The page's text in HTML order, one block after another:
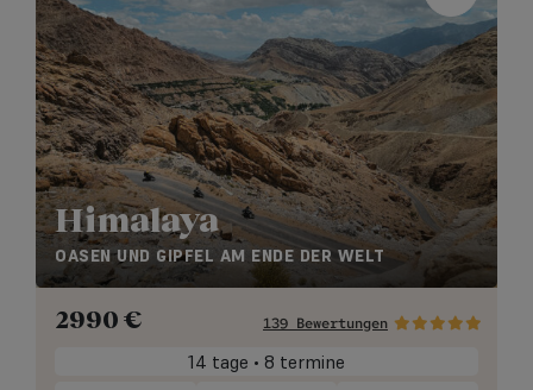
Himalaya
OASEN UND GIPFEL AM ENDE DER WELT
2990 € 139 Bewertungen
14 tage • 8 termine